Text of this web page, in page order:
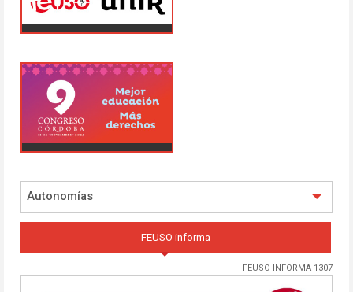
Autonomías
FEUSO informa
FEUSO INFORMA 1307